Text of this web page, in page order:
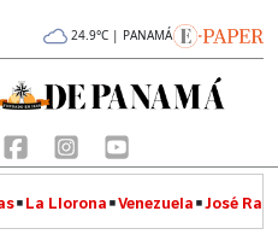
24.9°C | PANAMÁ
La Llorona Venezuela José